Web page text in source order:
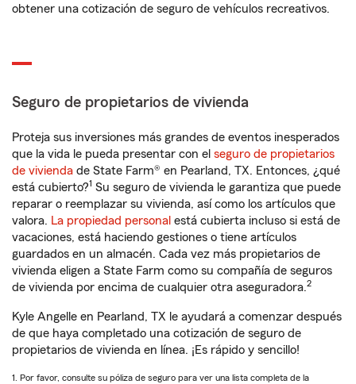
obtener una cotización de seguro de vehículos recreativos.
Seguro de propietarios de vivienda
Proteja sus inversiones más grandes de eventos inesperados
que la vida le pueda presentar con el seguro de propietarios
de vivienda de State Farm® en Pearland, TX. Entonces, ¿qué
está cubierto?1 Su seguro de vivienda le garantiza que puede
reparar o reemplazar su vivienda, así como los artículos que
valora. La propiedad personal está cubierta incluso si está de
vacaciones, está haciendo gestiones o tiene artículos
guardados en un almacén. Cada vez más propietarios de
vivienda eligen a State Farm como su compañía de seguros
de vivienda por encima de cualquier otra aseguradora.2
Kyle Angelle en Pearland, TX le ayudará a comenzar después
de que haya completado una cotización de seguro de
propietarios de vivienda en línea. ¡Es rápido y sencillo!
1. Por favor, consulte su póliza de seguro para ver una lista completa de la